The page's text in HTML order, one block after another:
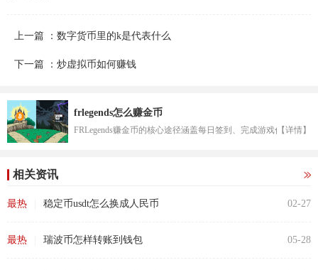
上一篇 ：数字货币里的k是代表什么
下一篇 ：炒虚拟币如何赚钱
frlegends怎么赚金币
FRLegends赚金币的核心途径涵盖每日签到、完成游戏任务...
【详情】
相关资讯
最热 稳定币usdt怎么换成人民币 02-27
最热 瑞波币怎样转账到钱包 05-28